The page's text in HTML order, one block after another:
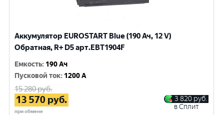
Аккумулятор EUROSTART Blue (190 Ач, 12 V)
Обратная, R+ D5 арт.EBT1904F
Емкость: 190 Ач
Пусковой ток: 1200 A
15 280руб.
13 570 руб.
при обмене
3 820 руб.
в Сплит